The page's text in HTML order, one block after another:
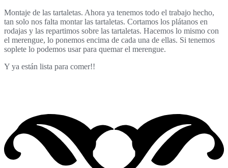
Montaje de las tartaletas. Ahora ya tenemos todo el trabajo hecho,
tan solo nos falta montar las tartaletas. Cortamos los plátanos en
rodajas y las repartimos sobre las tartaletas. Hacemos lo mismo con
el merengue, lo ponemos encima de cada una de ellas. Si tenemos
soplete lo podemos usar para quemar el merengue.
Y ya están lista para comer!!